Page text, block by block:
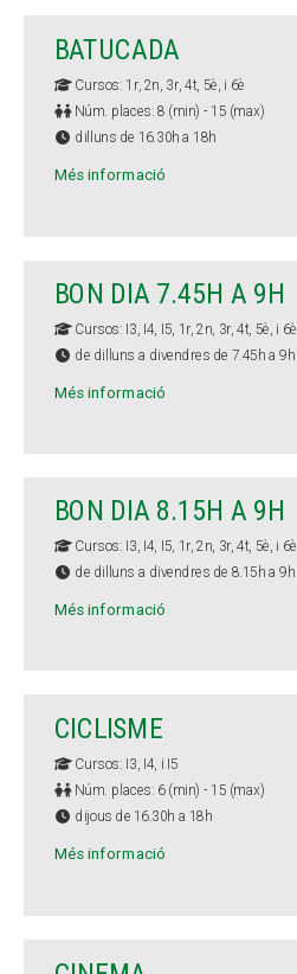
BATUCADA
Cursos: 1r, 2n, 3r, 4t, 5è, i 6è
Núm. places: 8 (min) - 15 (max)
dilluns de 16.30h a 18h
Més informació
BON DIA 7.45H A 9H
Cursos: I3, I4, I5, 1r, 2n, 3r, 4t, 5è, i 6è
de dilluns a divendres de 7.45h a 9h
Més informació
BON DIA 8.15H A 9H
Cursos: I3, I4, I5, 1r, 2n, 3r, 4t, 5è, i 6è
de dilluns a divendres de 8.15h a 9h
Més informació
CICLISME
Cursos: I3, I4, i I5
Núm. places: 6 (min) - 15 (max)
dijous de 16.30h a 18h
Més informació